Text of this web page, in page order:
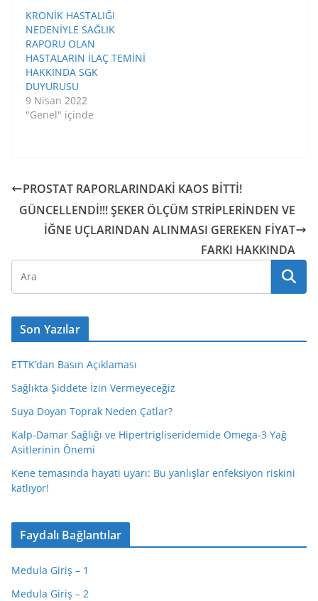
KRONİK HASTALIĞI
NEDENİYLE SAĞLIK
RAPORU OLAN
HASTALARIN İLAÇ TEMİNİ
HAKKINDA SGK
DUYURUSU
9 Nisan 2022
"Genel" içinde
PROSTAT RAPORLARINDAKİ KAOS BİTTİ!
GÜNCELLENDİ!!! ŞEKER ÖLÇÜM STRİPLERİNDEN VE
İĞNE UÇLARINDAN ALINMASI GEREKEN FİYAT
FARKI HAKKINDA
Son Yazılar
ETTK’dan Basın Açıklaması
Sağlıkta Şiddete İzin Vermeyeceğiz
Suya Doyan Toprak Neden Çatlar?
Kalp-Damar Sağlığı ve Hipertrigliseridemide Omega-3 Yağ
Asitlerinin Önemi
Kene temasında hayati uyarı: Bu yanlışlar enfeksiyon riskini
katlıyor!
Faydalı Bağlantılar
Medula Giriş – 1
Medula Giriş – 2